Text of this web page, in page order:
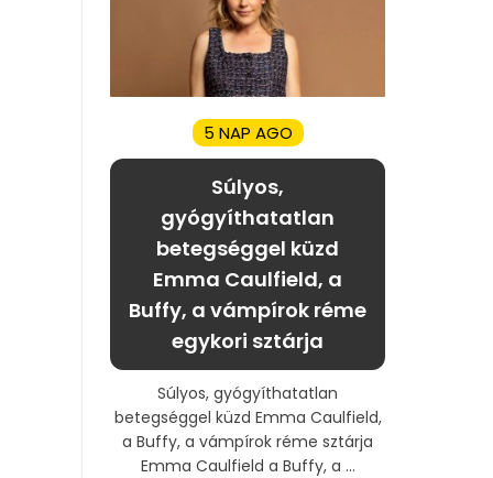
5 NAP AGO
Súlyos,
gyógyíthatatlan
betegséggel küzd
Emma Caulfield, a
Buffy, a vámpírok réme
egykori sztárja
Súlyos, gyógyíthatatlan
betegséggel küzd Emma Caulfield,
a Buffy, a vámpírok réme sztárja
Emma Caulfield a Buffy, a ...